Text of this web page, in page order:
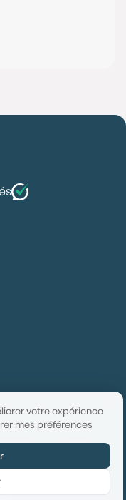
powered by
votre expérience
mes préférences